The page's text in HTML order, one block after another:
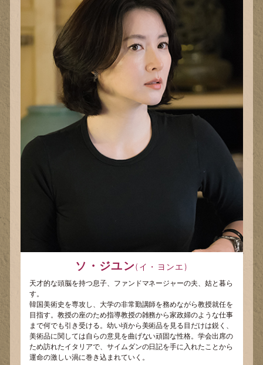
ソ・ジユン(イ・ヨンエ)
天才的な頭脳を持つ息子、ファンドマネージャーの夫、姑と暮ら
す。
韓国美術史を専攻し、大学の非常勤講師を務めながら教授就任を
目指す。教授の座のため指導教授の雑務から家政婦のような仕事
まで何でも引き受ける。幼い頃から美術品を見る目だけは鋭く、
美術品に関しては自らの意見を曲げない頑固な性格。学会出席の
ため訪れたイタリアで、サイムダンの日記を手に入れたことから
運命の激しい渦に巻き込まれていく。